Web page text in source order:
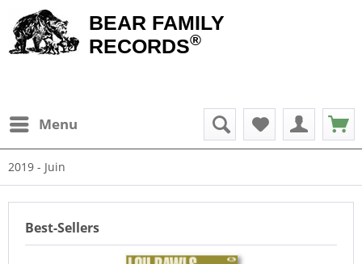
BEAR FAMILY
RECORDS®
Menu
2019 - Juin
Best-Sellers